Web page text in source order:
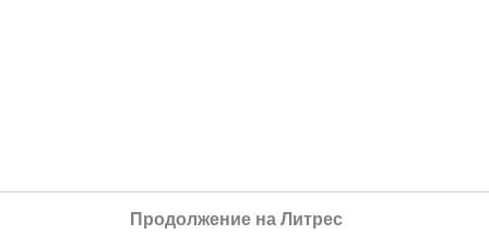
Продолжение на Литрес